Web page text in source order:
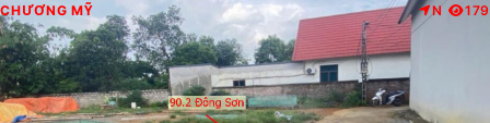
CHƯƠNG MỸ N 179